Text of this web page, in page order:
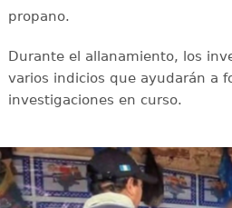
propano.
Durante el allanamiento, los
varios indicios que ayudarán a
investigaciones en curso.